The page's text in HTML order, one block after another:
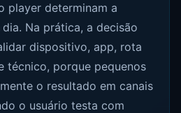
player determinam a
Na prática, a decisão
dispositivo, app, rota
técnico, porque pequenos
o resultado em canais
o usuário testa com